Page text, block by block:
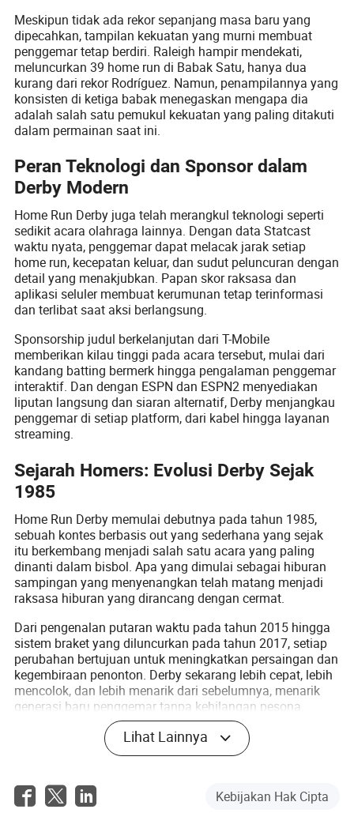
Meskipun tidak ada rekor sepanjang masa baru yang
dipecahkan, tampilan kekuatan yang murni membuat
penggemar tetap berdiri. Raleigh hampir mendekati,
meluncurkan 39 home run di Babak Satu, hanya dua
kurang dari rekor Rodríguez. Namun, penampilannya yang
konsisten di ketiga babak menegaskan mengapa dia
adalah salah satu pemukul kekuatan yang paling ditakuti
dalam permainan saat ini.
Peran Teknologi dan Sponsor dalam
Derby Modern
Home Run Derby juga telah merangkul teknologi seperti
sedikit acara olahraga lainnya. Dengan data Statcast
waktu nyata, penggemar dapat melacak jarak setiap
home run, kecepatan keluar, dan sudut peluncuran dengan
detail yang menakjubkan. Papan skor raksasa dan
aplikasi seluler membuat kerumunan tetap terinformasi
dan terlibat saat aksi berlangsung.
Sponsorship judul berkelanjutan dari T-Mobile
memberikan kilau tinggi pada acara tersebut, mulai dari
kandang batting bermerk hingga pengalaman penggemar
interaktif. Dan dengan ESPN dan ESPN2 menyediakan
liputan langsung dan siaran alternatif, Derby menjangkau
penggemar di setiap platform, dari kabel hingga layanan
streaming.
Sejarah Homers: Evolusi Derby Sejak
1985
Home Run Derby memulai debutnya pada tahun 1985,
sebuah kontes berbasis out yang sederhana yang sejak
itu berkembang menjadi salah satu acara yang paling
dinanti dalam bisbol. Apa yang dimulai sebagai hiburan
sampingan yang menyenangkan telah matang menjadi
raksasa hiburan yang dirancang dengan cermat.
Dari pengenalan putaran waktu pada tahun 2015 hingga
sistem braket yang diluncurkan pada tahun 2017, setiap
perubahan bertujuan untuk meningkatkan persaingan dan
kegembiraan penonton. Derby sekarang lebih cepat, lebih
mencolok, dan lebih menarik dari sebelumnya, menarik
generasi baru penggemar tanpa kehilangan pesona
Lihat Lainnya
Kebijakan Hak Cipta